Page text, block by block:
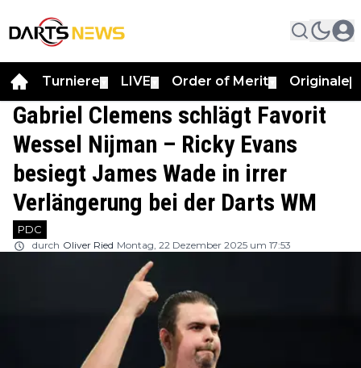
Turniere LIVE Order of Merit Originale
Gabriel Clemens schlägt Favorit
Wessel Nijman – Ricky Evans
besiegt James Wade in irrer
Verlängerung bei der Darts WM
PDC
durch Oliver Ried Montag, 22 Dezember 2025 um 17:53